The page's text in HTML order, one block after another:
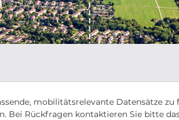
mobilitätsrelevante Datensätze
Bei Rückfragen kontaktieren Sie bitte